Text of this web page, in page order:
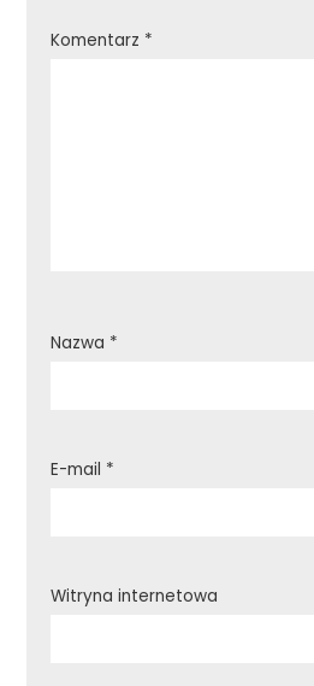
Komentarz *
Nazwa *
E-mail *
Witryna internetowa